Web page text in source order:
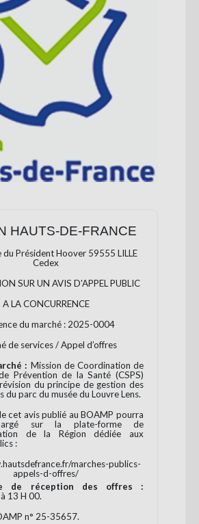
HAUTS-DE-FRANCE
du Président Hoover 59555 LILLE
Cedex
SUR UN AVIS D'APPEL PUBLIC
A LA CONCURRENCE
du marché : 2025-0004
de services / Appel d’offres
: Mission de Coordination de
Prévention de la Santé (CSPS)
du principe de gestion des
du parc du musée du Louvre Lens.
cet avis publié au BOAMP pourra
sur la plate-forme de
de la Région dédiée aux
:
marches-publics-
appels-d-offres/
de réception des offres :
13 H 00.
n° 25-35657.